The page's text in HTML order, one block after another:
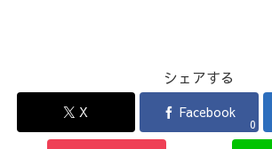
シェアする
X Facebook
0